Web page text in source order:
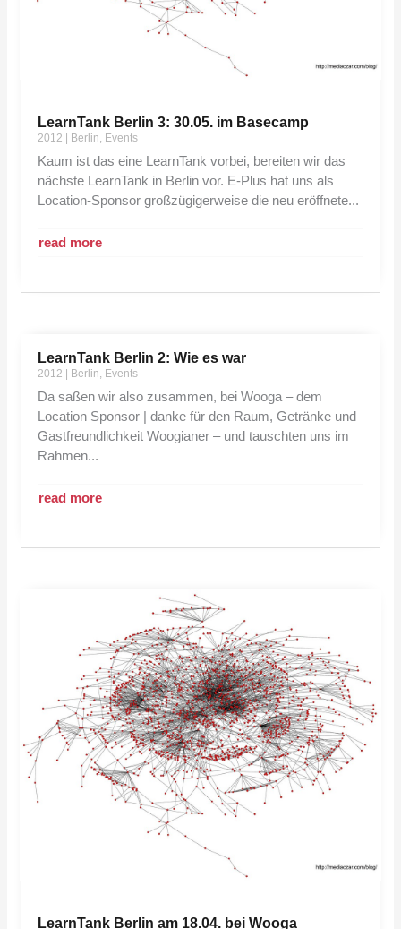
LearnTank Berlin 3: 30.05. im Basecamp
2012 Berlin, Events
Kaum ist das eine LearnTank vorbei, bereiten wir das
nächste LearnTank in Berlin vor. E-Plus hat uns als
Location-Sponsor großzügigerweise die neu eröffnete...
read more
LearnTank Berlin 2: Wie es war
2012 Berlin, Events
Da saßen wir also zusammen, bei Wooga – dem
Location Sponsor | danke für den Raum, Getränke und
Gastfreundlichkeit Woogianer – und tauschten uns im
Rahmen...
read more
LearnTank Berlin am 18.04. bei Wooga